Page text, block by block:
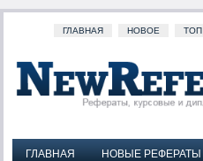
ГЛАВНАЯ НОВОЕ ТОП
ГЛАВНАЯ НОВЫЕ РЕФЕРАТЫ